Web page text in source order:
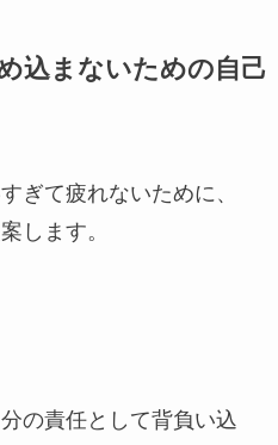
込まないための自己
ぎて疲れないために、
します。
の責任として背負い込